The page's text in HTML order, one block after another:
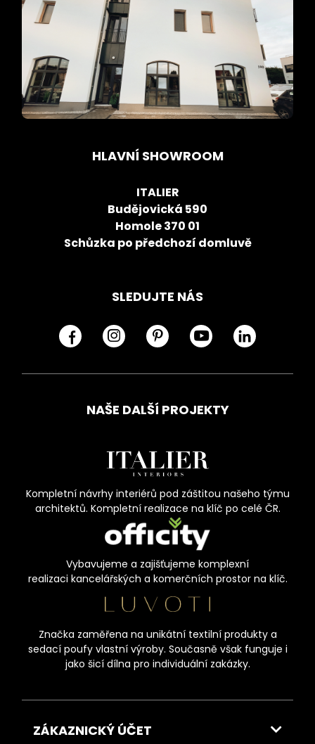
HLAVNÍ SHOWROOM
ITALIER
Budějovická 590
Homole 370 01
Schůzka po předchozí domluvě
SLEDUJTE NÁS
NAŠE DALŠÍ PROJEKTY
Kompletní návrhy interiérů pod záštitou našeho týmu
architektů. Kompletní realizace na klíč po celé ČR.
Vybavujeme a zajišťujeme komplexní
realizaci kancelářských a komerčních prostor na klíč.
Značka zaměřena na unikátní textilní produkty a
sedací poufy vlastní výroby. Současně však funguje i
jako šicí dílna pro individuální zakázky.
ZÁKAZNICKÝ ÚČET